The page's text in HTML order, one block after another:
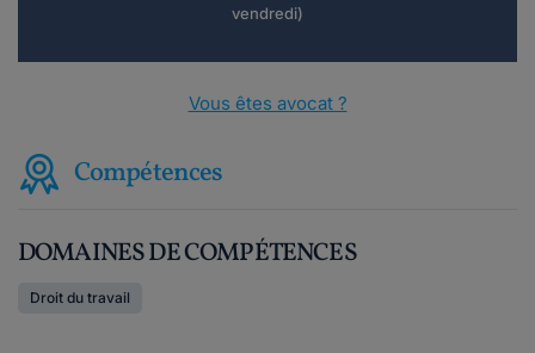
vendredi)
Vous êtes avocat ?
Compétences
DOMAINES DE COMPÉTENCES
Droit du travail